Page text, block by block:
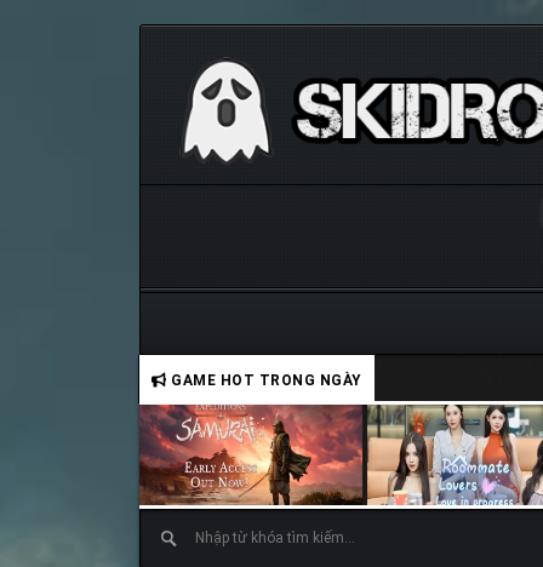
GAME HOT TRONG NGÀY